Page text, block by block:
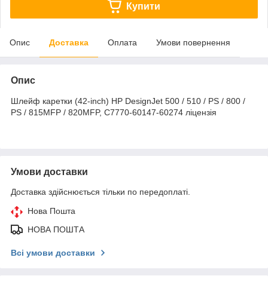
Купити
Опис Доставка Оплата Умови повернення
Опис
Шлейф каретки (42-inch) HP DesignJet 500 / 510 / PS / 800 /
PS / 815MFP / 820MFP, C7770-60147-60274 ліцензія
Умови доставки
Доставка здійснюється тільки по передоплаті.
Нова Пошта
НОВА ПОШТА
Всі умови доставки